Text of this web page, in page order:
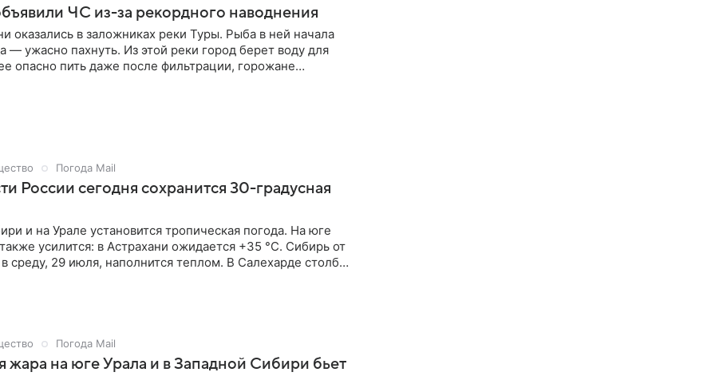
ЧС из-за рекордного наводнения
оказались в заложниках реки Туры. Рыба в ней начала
— ужасно пахнуть. Из этой реки город берет воду для
опасно пить даже после фильтрации, горожане
Погода Mail
России сегодня сохранится 30-градусная
и на Урале установится тропическая погода. На юге
усилится: в Астрахани ожидается +35 °С. Сибирь от
среду, 29 июля, наполнится теплом. В Салехарде столбик
Погода Mail
жара на юге Урала и в Западной Сибири бьет